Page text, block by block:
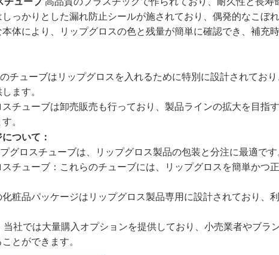
っかりとした漏れ防止シールが施されており、偶発的なこぼれ
体により、リップグロスの色と残量が簡単に確認でき、補充
チューブはリップグロスを入れるために特別に設計されてお
ます。
チューブは卸売販売も行っており、製品ラインの拡大を目指
。
ついて：
グロスチューブは、リップグロス製品の包装と分注に最適です
チューブ：これらのチューブには、リップグロスを簡単かつ
粧品パッケージはリップグロス製品専用に設計されており、
社では大量購入オプションを提供しており、小売業者やブラ
とができます。